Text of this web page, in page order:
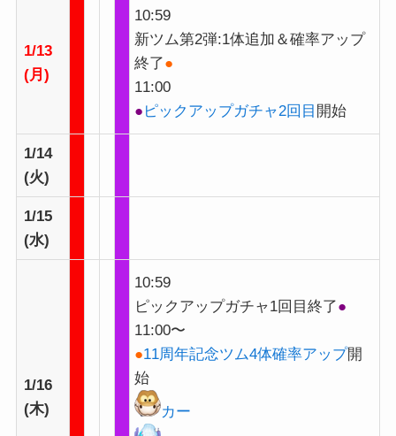
1/13
(月)
10:59
新ツム第2弾:1体追加＆確率アップ
終了●
11:00
● ピックアップガチャ2回目 開始
1/14
(火)
1/15
(水)
1/16
(木)
10:59
ピックアップガチャ1回目終了●
11:00〜
●11周年記念ツム4体確率アップ開
始
カー